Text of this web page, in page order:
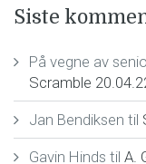
Siste
På vegne av
Scramble
Jan Bendiksen til
Gavin Hinds til A.